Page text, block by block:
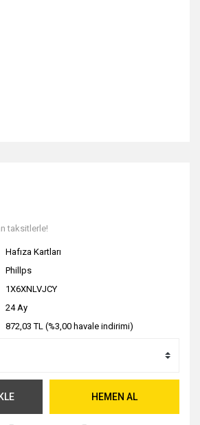
taksitlerle!
Hafıza Kartları
Phillps
1X6XNLVJCY
24 Ay
872,03 TL (%3,00 havale indirimi)
HEMEN AL